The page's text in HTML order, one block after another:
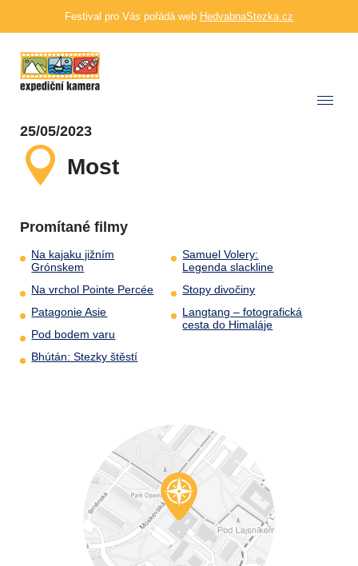
Festival pro Vás pořádá web HedvabnaStezka.cz
25/05/2023
Most
Promítané filmy
Na kajaku jižním
Grónskem
Na vrchol Pointe Percée
Patagonie Asie
Pod bodem varu
Bhútán: Stezky štěstí
Samuel Volery:
Legenda slackline
Stopy divočiny
Langtang – fotografická
cesta do Himaláje